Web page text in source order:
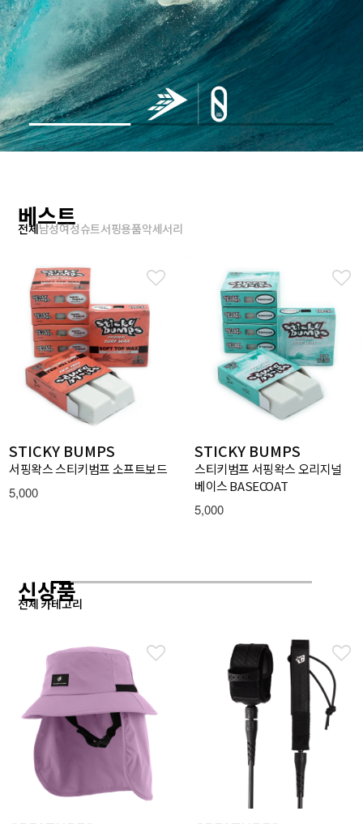
베스트
전체남성여성슈트서핑용품악세서리
STICKY BUMPS
서핑왁스 스티키범프 소프트보드
5,000
STICKY BUMPS
스티키범프 서핑왁스 오리지널
베이스 BASECOAT
5,000
신상품
전체 카테고리